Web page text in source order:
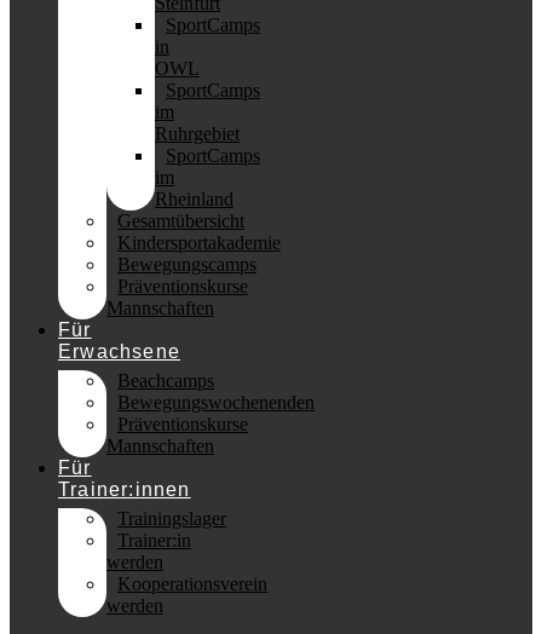
SportCamps
in
OWL
SportCamps
im
Ruhrgebiet
SportCamps
im
Rheinland
Gesamtübersicht
Kindersportakademie
Bewegungscamps
Präventionskurse
Mannschaften
Für
Erwachsene
Beachcamps
Bewegungswochenenden
Präventionskurse
Mannschaften
Für
Trainer:innen
Trainingslager
Trainer:in
werden
Kooperationsverein
werden